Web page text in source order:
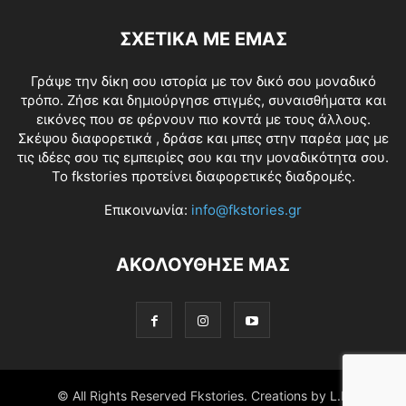
ΣΧΕΤΙΚΑ ΜΕ ΕΜΑΣ
Γράψε την δίκη σου ιστορία με τον δικό σου μοναδικό
τρόπο. Ζήσε και δημιούργησε στιγμές, συναισθήματα και
εικόνες που σε φέρνουν πιο κοντά με τους άλλους.
Σκέψου διαφορετικά , δράσε και μπες στην παρέα μας με
τις ιδέες σου τις εμπειρίες σου και την μοναδικότητα σου.
Το fkstories προτείνει διαφορετικές διαδρομές.
Επικοινωνία: info@fkstories.gr
ΑΚΟΛΟΥΘΗΣΕ ΜΑΣ
© All Rights Reserved Fkstories. Creations by L.K